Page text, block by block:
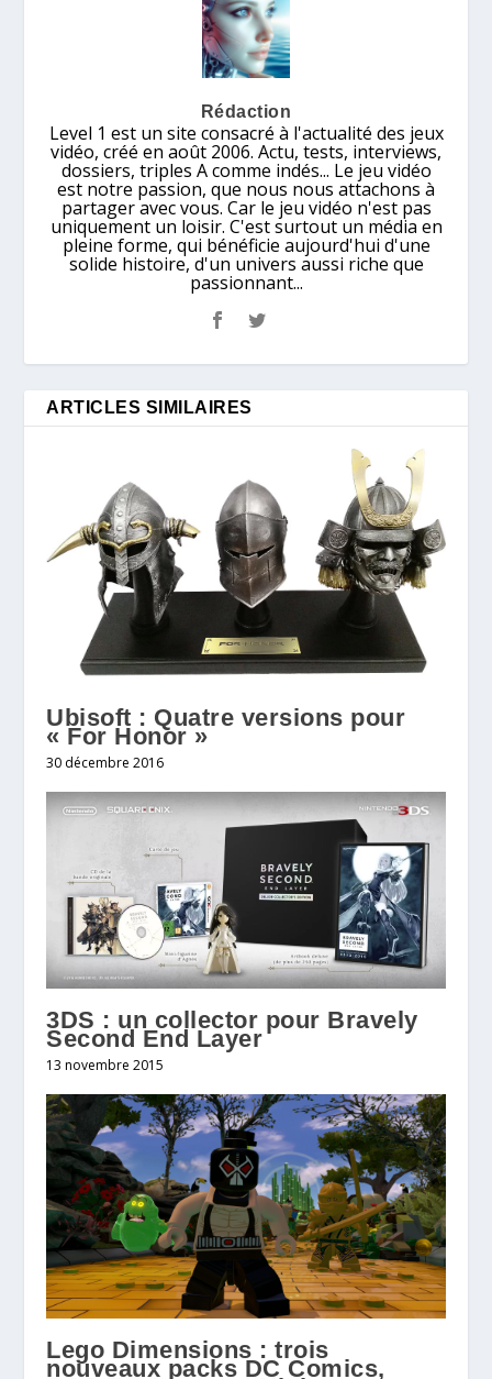
Rédaction
Level 1 est un site consacré à l'actualité des jeux
vidéo, créé en août 2006. Actu, tests, interviews,
dossiers, triples A comme indés... Le jeu vidéo
est notre passion, que nous nous attachons à
partager avec vous. Car le jeu vidéo n'est pas
uniquement un loisir. C'est surtout un média en
pleine forme, qui bénéficie aujourd'hui d'une
solide histoire, d'un univers aussi riche que
passionnant...
ARTICLES SIMILAIRES
Ubisoft : Quatre versions pour
« For Honor »
30 décembre 2016
3DS : un collector pour Bravely
Second End Layer
13 novembre 2015
Lego Dimensions : trois
nouveaux packs DC Comics,